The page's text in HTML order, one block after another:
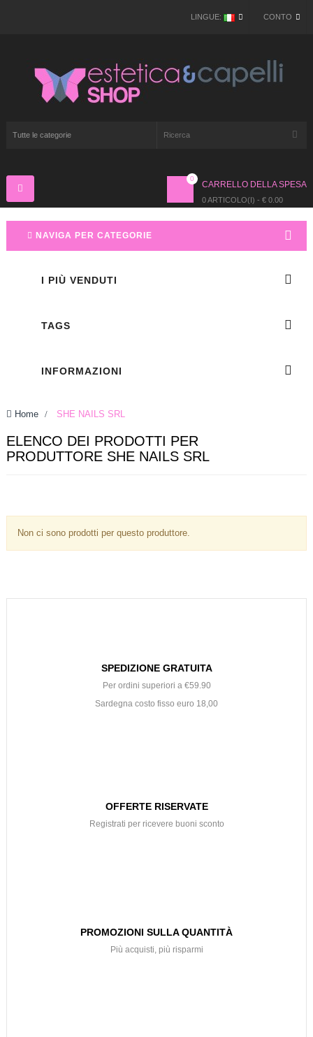
CONTO
LINGUE:
CARRELLO DELLA SPESA
0 ARTICOLO(I) - € 0.00
0
Navigazione
Toggle
NAVIGA PER CATEGORIE
I PIÙ VENDUTI
TAGS
INFORMAZIONI
Home > SHE NAILS SRL
ELENCO DEI PRODOTTI PER
PRODUTTORE SHE NAILS SRL
Non ci sono prodotti per questo produttore.
SPEDIZIONE GRATUITA
Per ordini superiori a €59.90
Sardegna costo fisso euro 18,00
OFFERTE RISERVATE
Registrati per ricevere buoni sconto
PROMOZIONI SULLA QUANTITÀ
Più acquisti, più risparmi